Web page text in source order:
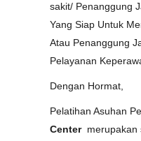
sakit/ Penanggung
Yang Siap Untuk
Atau Penanggung
Pelayanan
Dengan Hormat,
Pelatihan Asuhan
Centermerupakan